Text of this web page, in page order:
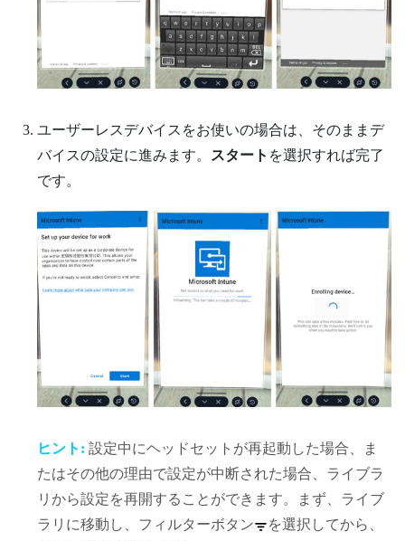
ユーザーレスデバイスをお使いの場合は、そのままデ
バイスの設定に進みます。
スタート を選択すれば完了
です。
ヒント: 設定中にヘッドセットが再起動した場合、ま
たはその他の理由で設定が中断された場合、ライブラ
リから設定を再開することができます。まず、ライブ
ラリに移動し、フィルターボタン
を選択してから、